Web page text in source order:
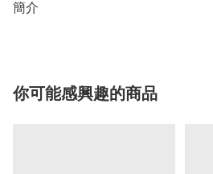
簡介
你可能感興趣的商品